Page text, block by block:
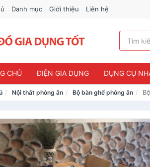
Danh mục Giới thiệu Liên hệ
CHỦ ĐIỆN GIA DỤNG DỤNG CỤ
Nội thất phòng ăn Bộ bàn ghế phòng ăn